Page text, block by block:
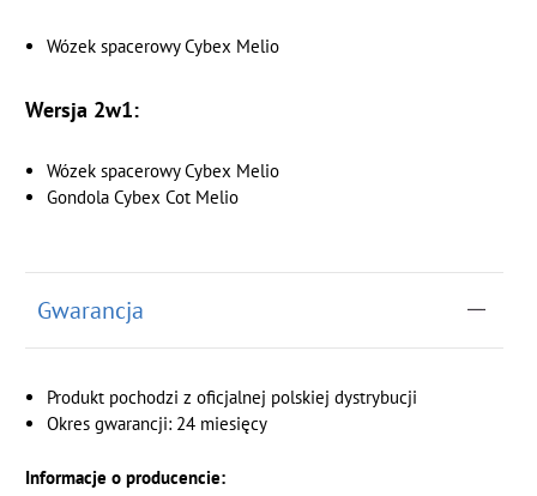
Wózek spacerowy Cybex Melio
Wersja 2w1:
Wózek spacerowy Cybex Melio
Gondola Cybex Cot Melio
Gwarancja
Produkt pochodzi z oficjalnej polskiej dystrybucji
Okres gwarancji: 24 miesięcy
Informacje o producencie: